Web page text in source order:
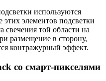
используются
элементов подсветки
свечения той области на
размещение в сторону,
контражурный эффект.
со смарт-пикселями